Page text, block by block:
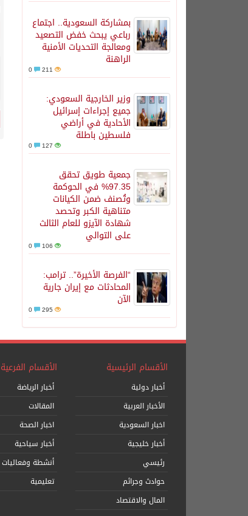
بمشاركة السعودية.. اجتماع
رباعي يبحث خفض التصعيد
ومعالجة التحديات الأمنية
الراهنة
211
وزير الخارجية السعودي:
جميع إجراءات إسرائيل
الأحادية في أراضي
فلسطين باطلة
127
جمعية طويق تحقق
97.35% في الحوكمة
وتُصنف ضمن الكيانات
متناهية الكبر وتحصد
شهادة الآيزو للعام الثالث
على التوالي
106
“الفرصة الأخيرة”.. ترامب:
المحادثات مع إيران جارية
الآن
295
الأقسام الرئيسية
أخبار دولية
الأخبار العربية
اخبار السعودية
أخبار خليجية
رئيسي
حوادث وجرائم
المال والاقتصاد
الأقسام الفرعية
أخبار الرياضة
المقالات
اخبار الصحة
أخبار سياحية
أنشطة وفعاليات
تعليمية